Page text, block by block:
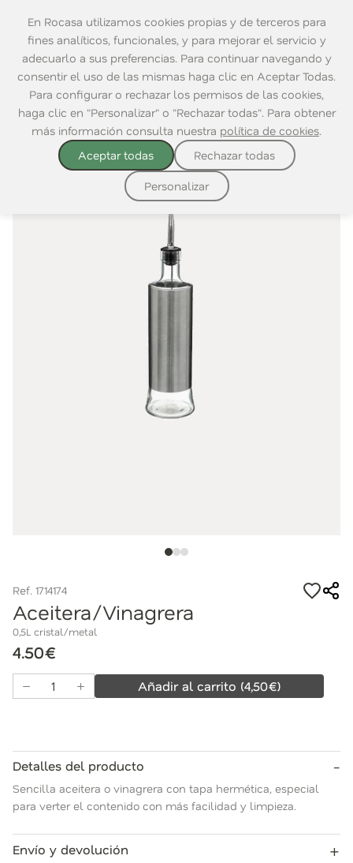
En Rocasa utilizamos cookies propias y de terceros para
fines analíticos, funcionales, y para mejorar el servicio y
adecuarlo a sus preferencias. Para continuar navegando y
consentir el uso de las mismas haga clic en Aceptar Todas.
Para configurar o rechazar los permisos de las cookies,
haga clic en "Personalizar" o "Rechazar todas". Para obtener
más información consulta nuestra política de cookies.
Aceptar todas
Rechazar todas
Personalizar
Home|Mesa|Complementos Mesa Aceiteras y Vinagreras
Ref. 1714174
Aceitera/Vinagrera
0,5L cristal/metal
4.50€
Añadir al carrito (4,50€)
Detalles del producto -
Sencilla aceitera o vinagrera con tapa hermética, especial
para verter el contenido con más facilidad y limpieza.
Envío y devolución +